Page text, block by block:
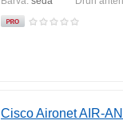
Cisco Aironet AIR-